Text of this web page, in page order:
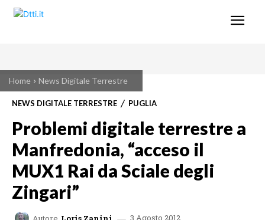
Home News Digitale Terrestre
NEWS DIGITALE TERRESTRE PUGLIA
Problemi digitale terrestre a
Manfredonia, “acceso il
MUX1 Rai da Sciale degli
Zingari”
3 Agosto 2012